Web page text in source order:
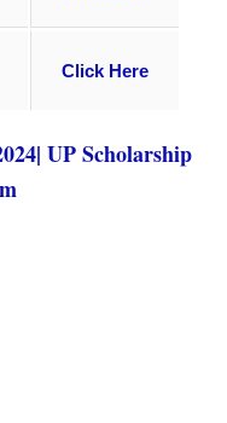
Click Here
UP Scholarship